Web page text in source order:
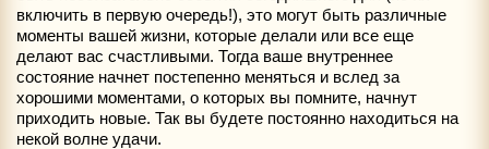
включить в первую очередь!), это могут быть различные
моменты вашей жизни, которые делали или все еще
делают вас счастливыми. Тогда ваше внутреннее
состояние начнет постепенно меняться и вслед за
хорошими моментами, о которых вы помните, начнут
приходить новые. Так вы будете постоянно находиться на
некой волне удачи.